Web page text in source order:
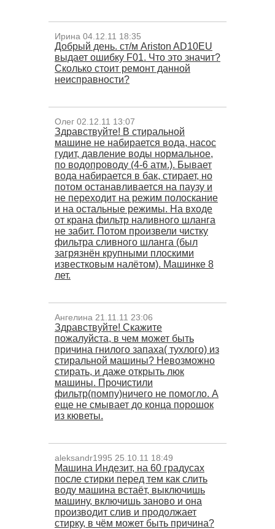
Ирина 04.12.11 18:35
Добрый день. ст/м Ariston AD10EU
выдает ошибку F01. Что это значит?
Сколько стоит ремонт данной
неисправности?
Олег 02.12.11 13:07
Здравствуйте! В стиральной
машине не набирается вода, насос
гудит, давление воды нормальное,
по водопроводу (4-6 атм.). Бывает
вода набирается в бак, стирает, но
потом останавливается на паузу и
не переходит на режим полоскание
и на остальные режимы. На входе
от крана фильтр наливного шланга
не забит. Потом произвели чистку
фильтра сливного шланга (был
загрязнён крупными плоскими
известковым налётом). Машинке 8
лет.
Ангелина 21.11.11 23:06
Здравствуйте! Скажите
пожалуйста, в чем может быть
причина гнилого запаха( тухлого) из
стиральной машины? Невозможно
стирать, и даже открыть люк
машины. Прочистили
фильтр(помпу)ничего не помогло. А
еще не смывает до конца порошок
из кюветы.
aleksandr1995 25.10.11 18:49
Машина Индезит, на 60 градусах
после стирки перед тем как слить
воду машина встаёт, выключишь
машину, включишь заново и она
производит слив и продолжает
стирку, в чём может быть причина?